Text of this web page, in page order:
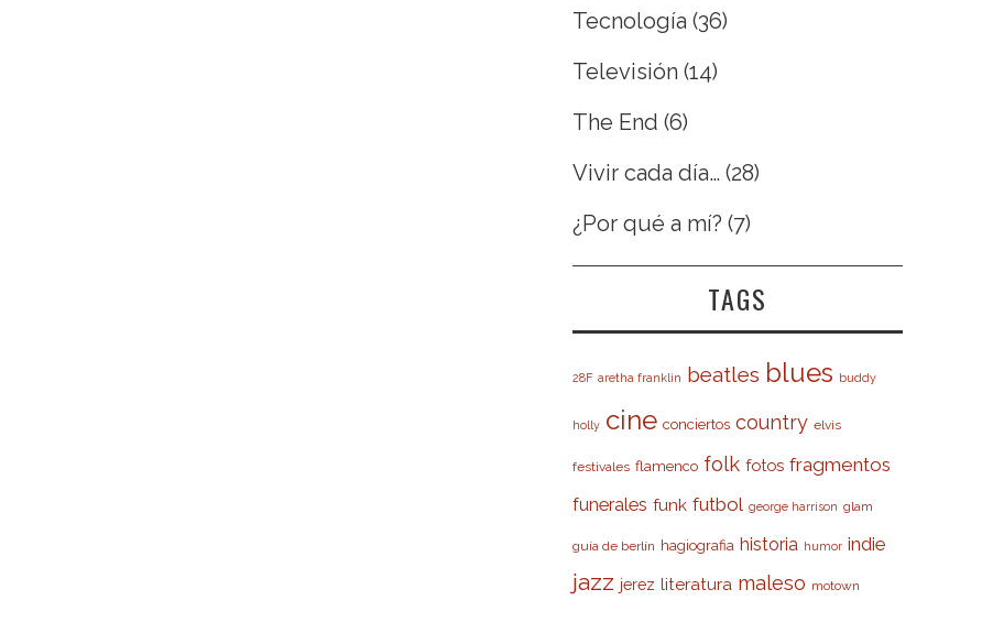
Tecnología (36)
Televisión (14)
The End (6)
Vivir cada día… (28)
¿Por qué a mí? (7)
TAGS
28F aretha franklin beatles blues buddy
holly cine conciertos country elvis
festivales flamenco folk fotos fragmentos
funerales funk futbol george harrison glam
guía de berlín hagiografia historia humor indie
jazz jerez literatura maleso motown